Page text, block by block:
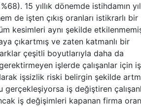
15 yıllık dönemde istihdamın
de işten çıkış oranları istikrarlı bir
kesimleri aynı şekilde
çıkartmış ve zaten katmanlı bir
çeşitli boyutlarıyla daha da
işlerde çalışanlar için
işsizlik riski belirgin şekilde
gerçekleşiyorsa iş değiştiren
iş değişimleri kapanan firma